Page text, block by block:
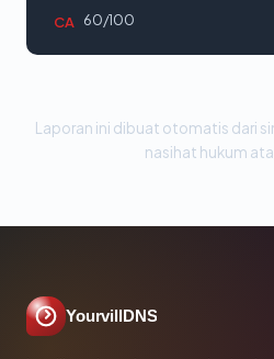
CA 60/100
Laporan ini dibuat otomatis dari
nasihat hukum
YourvillDNS